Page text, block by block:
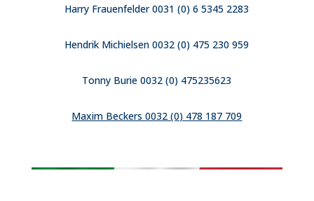
Harry Frauenfelder 0031 (0) 6 5345 2283
Hendrik Michielsen 0032 (0) 475 230 959
Tonny Burie 0032 (0) 475235623
Maxim Beckers 0032 (0) 478 187 709